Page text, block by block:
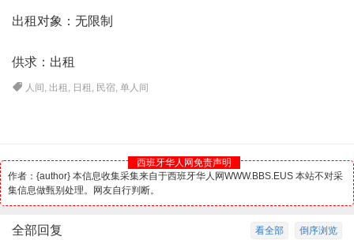
出租对象：无限制
供求：出租
人间 , 出租 , 日租 , 民宿,单人间
西班牙华人网免责声明
作者：{author} 本信息收集采集来自于西班牙华人网WWW.BBS.EUS 本站不对采
集信息做甄别处理。网友自行判断。
倒序浏览
看全部
全部回复